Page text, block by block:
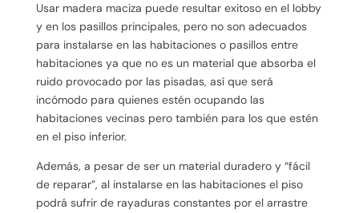
Usar madera maciza puede resultar exitoso en el lobby
y en los pasillos principales, pero no son adecuados
para instalarse en las habitaciones o pasillos entre
habitaciones ya que no es un material que absorba el
ruido provocado por las pisadas, así que será
incómodo para quienes estén ocupando las
habitaciones vecinas pero también para los que estén
en el piso inferior.
Además, a pesar de ser un material duradero y “fácil
de reparar”, al instalarse en las habitaciones el piso
podrá sufrir de rayaduras constantes por el arrastre